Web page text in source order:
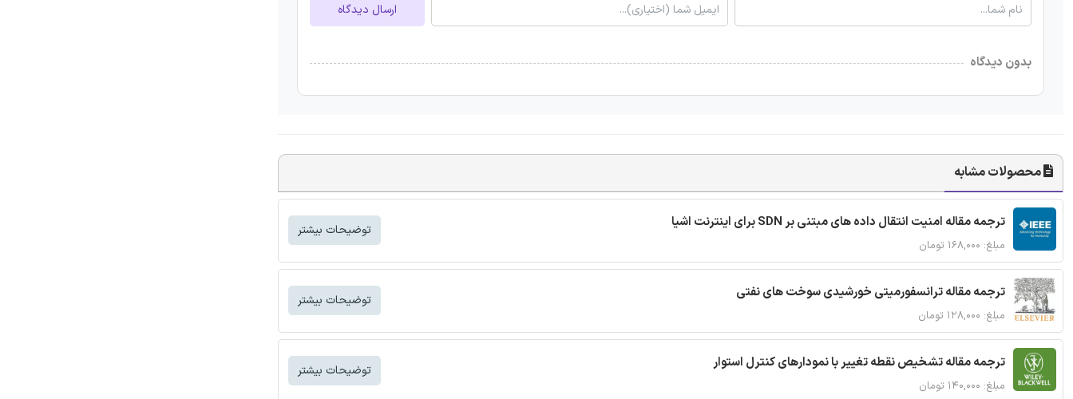
ارسال دیدگاه
بدون دیدگاه
محصولات مشابه
ترجمه مقاله امنیت انتقال داده های مبتنی بر SDN برای اینترنت اشیا
مبلغ: ۱۶۸,۰۰۰ تومان
توضیحات بیشتر
ترجمه مقاله ترانسفورمیتی خورشیدی سوخت های نفتی
مبلغ: ۱۲۸,۰۰۰ تومان
توضیحات بیشتر
ترجمه مقاله تشخیص نقطه تغییر با نمودارهای کنترل استوار
مبلغ: ۱۴۰,۰۰۰ تومان
توضیحات بیشتر